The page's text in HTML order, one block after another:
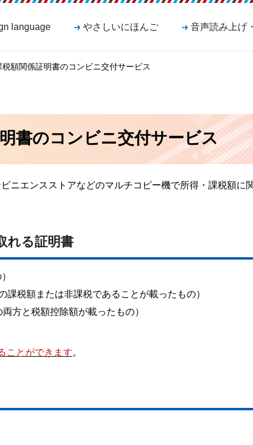
language やさしいにほんご 音声読み上げ
額関係証明書のコンビニ交付サービス
書のコンビニ交付サービス
ニエンスストアなどのマルチコピー機で所得・課税額に
れる証明書
課税額または非課税であることが載ったもの）
方と税額控除額が載ったもの）
ことができます。